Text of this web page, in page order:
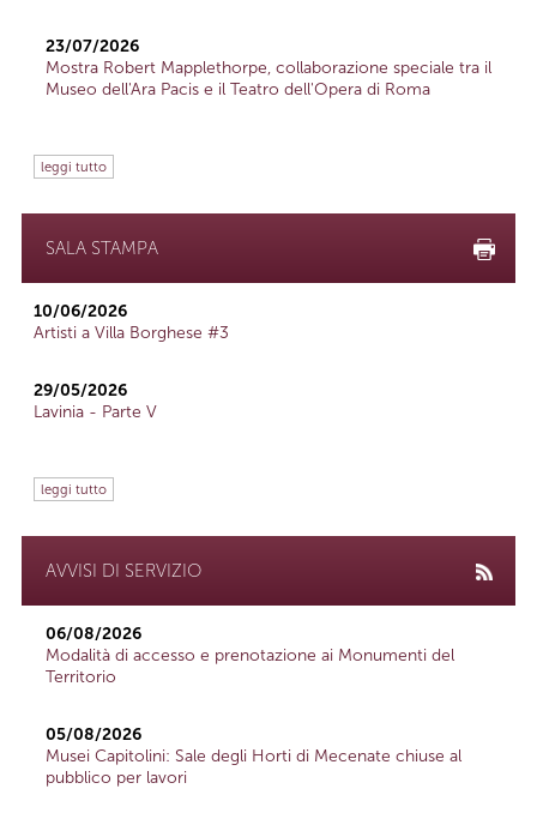
23/07/2026
Mostra Robert Mapplethorpe, collaborazione speciale tra il
Museo dell'Ara Pacis e il Teatro dell'Opera di Roma
leggi tutto
SALA STAMPA
10/06/2026
Artisti a Villa Borghese #3
29/05/2026
Lavinia - Parte V
leggi tutto
AVVISI DI SERVIZIO
06/08/2026
Modalità di accesso e prenotazione ai Monumenti del
Territorio
05/08/2026
Musei Capitolini: Sale degli Horti di Mecenate chiuse al
pubblico per lavori